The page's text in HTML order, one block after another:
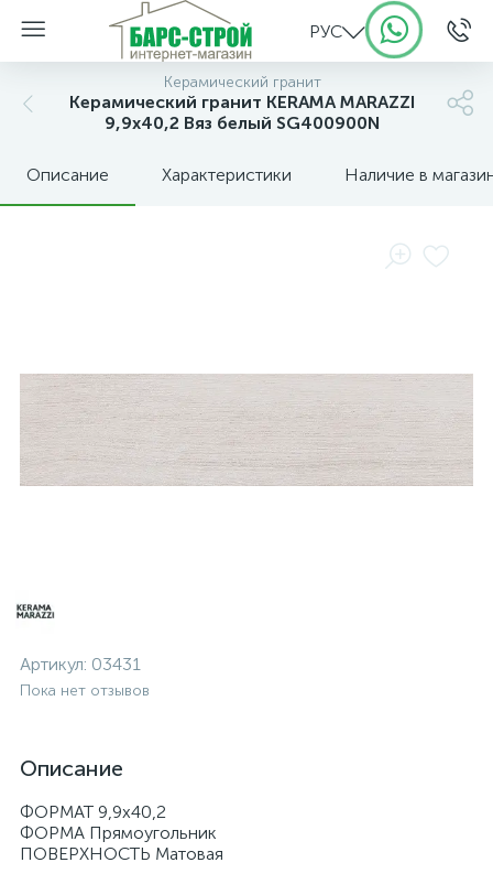
РУС
Керамический гранит
Керамический гранит KERAMA MARAZZI
9,9х40,2 Вяз белый SG400900N
Описание Характеристики Наличие в
Артикул: 03431
Пока нет отзывов
Описание
ФОРМАТ 9,9х40,2
ФОРМА Прямоугольник
ПОВЕРХНОСТЬ Матовая